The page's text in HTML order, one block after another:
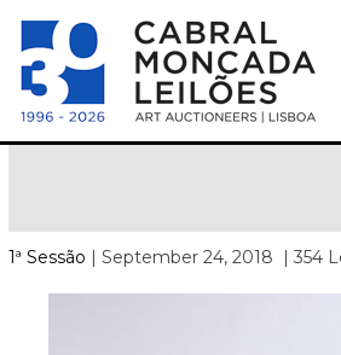
1ª Sessão | September 24, 2018 | 354